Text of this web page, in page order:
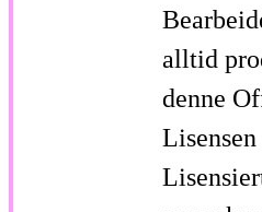
alltid
denne